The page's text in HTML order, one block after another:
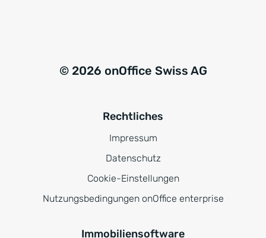
© 2026 onOffice Swiss AG
Rechtliches
Impressum
Datenschutz
Cookie-Einstellungen
Nutzungsbedingungen onOffice enterprise
Immobiliensoftware